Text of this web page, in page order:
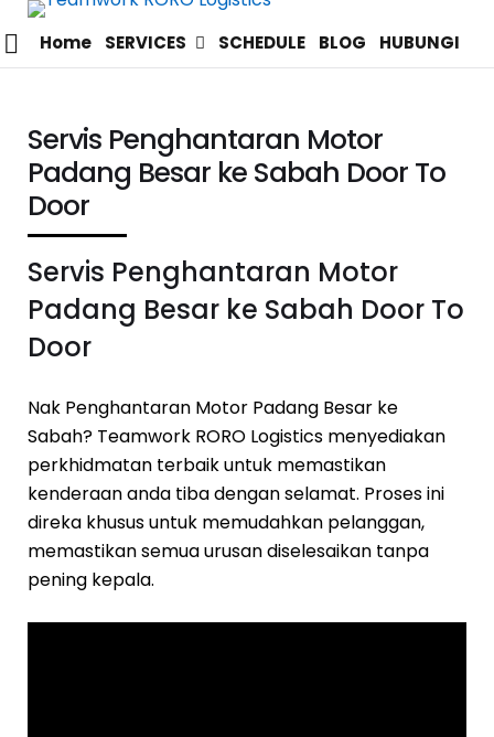
Home SERVICES SCHEDULE BLOG HUBUNGI
Servis Penghantaran Motor
Padang Besar ke Sabah Door To
Door
Servis Penghantaran Motor
Padang Besar ke Sabah Door To
Door
Nak Penghantaran Motor Padang Besar ke
Sabah? Teamwork RORO Logistics menyediakan
perkhidmatan terbaik untuk memastikan
kenderaan anda tiba dengan selamat. Proses ini
direka khusus untuk memudahkan pelanggan,
memastikan semua urusan diselesaikan tanpa
pening kepala.